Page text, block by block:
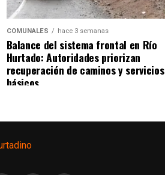
COMUNALES hace 3 semanas
Balance del sistema frontal en Río
Hurtado: Autoridades priorizan
recuperación de caminos y servicios
básicos